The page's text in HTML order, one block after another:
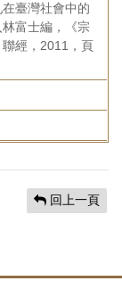
在臺灣社會中的
富士編，《宗
經，2011，頁
回上一頁